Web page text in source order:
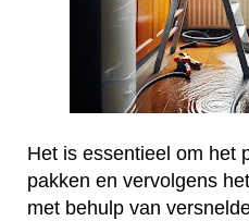
Het is essentieel om het
pakken en vervolgens
met behulp van